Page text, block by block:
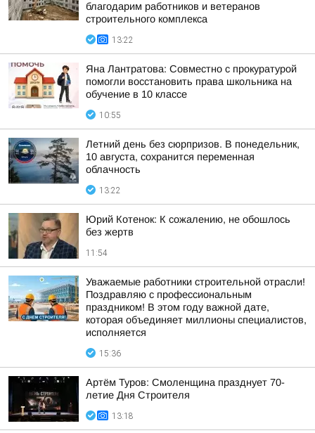
благодарим работников и ветеранов
строительного комплекса
13:22
Яна Лантратова: Совместно с прокуратурой
помогли восстановить права школьника на
обучение в 10 классе
10:55
Летний день без сюрпризов. В понедельник,
10 августа, сохранится переменная
облачность
13:22
Юрий Котенок: К сожалению, не обошлось
без жертв
11:54
Уважаемые работники строительной отрасли!
Поздравляю с профессиональным
праздником! В этом году важной дате,
которая объединяет миллионы специалистов,
исполняется
15:36
Артём Туров: Смоленщина празднует 70-
летие Дня Строителя
13:18